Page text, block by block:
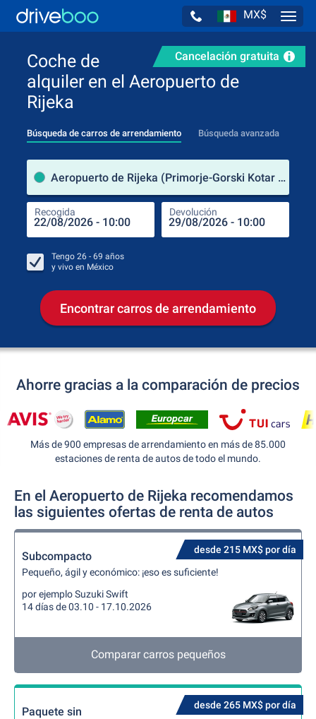
MX$
Cancelación gratuita
Coche de
alquiler en el Aeropuerto de
Rijeka
Búsqueda de carros de arrendamiento Búsqueda avanzada
Aeropuerto de Rijeka (Primorje-Gorski Kotar / Croacia)
Recogida Devolución
Tengo 26 - 69 años
y vivo en México
Encontrar carros de arrendamiento
Ahorre gracias a la comparación de precios
Más de 900 empresas de arrendamiento en más de 85.000
estaciones de renta de autos de todo el mundo.
En el Aeropuerto de Rijeka recomendamos
las siguientes ofertas de renta de autos
desde 215 MX$ por día
Subcompacto
Pequeño, ágil y económico: ¡eso es suficiente!
por ejemplo Suzuki Swift
14 días de 03.10 - 17.10.2026
Comparar carros pequeños
desde 265 MX$ por día
Paquete sin